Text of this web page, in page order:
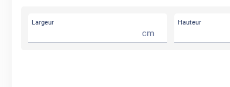
Largeur
cm
Hauteur